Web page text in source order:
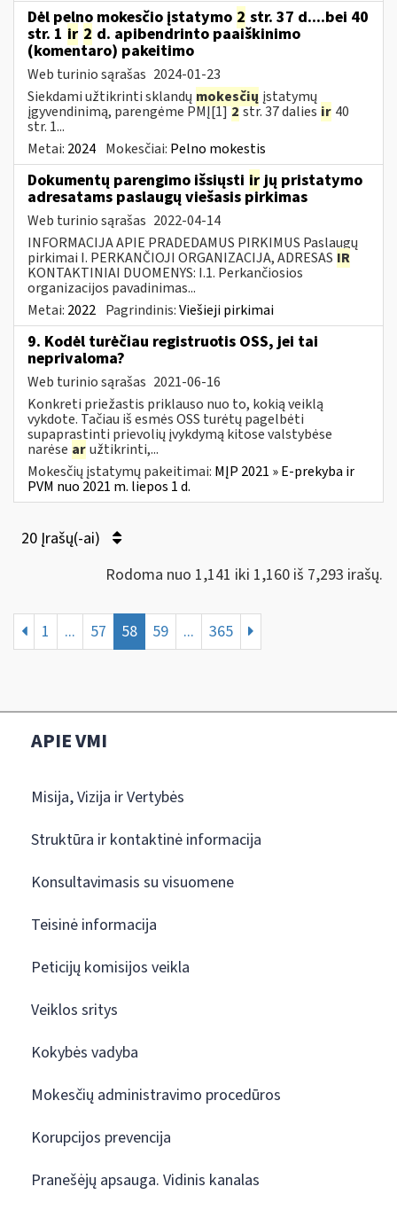
Dėl pelno mokesčio įstatymo 2 str. 37 d....bei 40
str. 1 ir 2 d. apibendrinto paaiškinimo
(komentaro) pakeitimo
Web turinio sąrašas 2024-01-23
Siekdami užtikrinti sklandų mokesčių įstatymų
įgyvendinimą, parengėme PMĮ[1]2str. 37 dalies ir 40
str. 1...
Metai: 2024 Mokesčiai: Pelno mokestis
Dokumentų parengimo išsiųsti irjų pristatymo
adresatams paslaugų viešasis pirkimas
Web turinio sąrašas 2022-04-14
INFORMACIJA APIE PRADEDAMUS PIRKIMUS Paslaugų
pirkimai I. PERKANČIOJI ORGANIZACIJA, ADRESAS IR
KONTAKTINIAI DUOMENYS: I.1. Perkančiosios
organizacijos pavadinimas...
Metai: 2022 Pagrindinis:Viešieji pirkimai
9. Kodėl turėčiau registruotis OSS, jei tai
neprivaloma?
Web turinio sąrašas 2021-06-16
Konkreti priežastis priklauso nuo to, kokią veiklą
vykdote. Tačiau iš esmės OSS turėtų pagelbėti
supaprastinti prievolių įvykdymą kitose valstybėse
narėse aružtikrinti,...
Mokesčių įstatymų pakeitimai: MĮP 2021 » E-prekyba ir
PVM nuo 2021 m. liepos 1 d.
20 Įrašų(-ai)
Rodoma nuo 1,141 iki 1,160 iš 7,293 irašų.
1 ... 57 58 59 ... 365
APIE VMI
Misija, Vizija ir Vertybės
Struktūra ir kontaktinė informacija
Konsultavimasis su visuomene
Teisinė informacija
Peticijų komisijos veikla
Veiklos sritys
Kokybės vadyba
Mokesčių administravimo procedūros
Korupcijos prevencija
Pranešėjų apsauga. Vidinis kanalas